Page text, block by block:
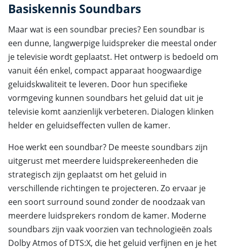
Basiskennis Soundbars
Maar wat is een soundbar precies? Een soundbar is
een dunne, langwerpige luidspreker die meestal onder
je televisie wordt geplaatst. Het ontwerp is bedoeld om
vanuit één enkel, compact apparaat hoogwaardige
geluidskwaliteit te leveren. Door hun specifieke
vormgeving kunnen soundbars het geluid dat uit je
televisie komt aanzienlijk verbeteren. Dialogen klinken
helder en geluidseffecten vullen de kamer.
Hoe werkt een soundbar? De meeste soundbars zijn
uitgerust met meerdere luidsprekereenheden die
strategisch zijn geplaatst om het geluid in
verschillende richtingen te projecteren. Zo ervaar je
een soort surround sound zonder de noodzaak van
meerdere luidsprekers rondom de kamer. Moderne
soundbars zijn vaak voorzien van technologieën zoals
Dolby Atmos of DTS:X, die het geluid verfijnen en je het